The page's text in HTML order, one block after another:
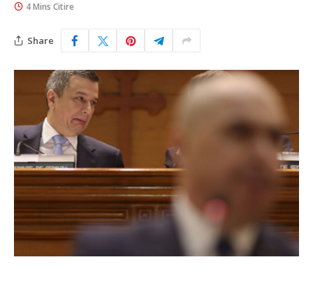
4 Mins Citire
Share